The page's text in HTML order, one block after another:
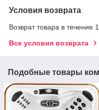
Условия возврата
Возврат товара в течение
Все условия возврата
Подобные товары